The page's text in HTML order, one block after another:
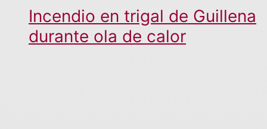
Incendio en trigal de Guillena
durante ola de calor